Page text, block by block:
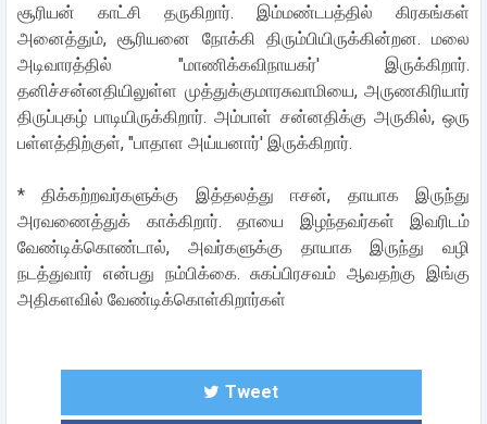
சூரியன் காட்சி தருகிறார். இம்மண்டபத்தில் கிரகங்கள்
அனைத்தும், சூரியனை நோக்கி திரும்பியிருக்கின்றன. மலை
அடிவாரத்தில் "மாணிக்கவிநாயகர்' இருக்கிறார்.
தனிச்சன்னதியிலுள்ள முத்துக்குமாரசுவாமியை, அருணகிரியார்
திருப்புகழ் பாடியிருக்கிறார். அம்பாள் சன்னதிக்கு அருகில், ஒரு
பள்ளத்திற்குள், "பாதாள அய்யனார்' இருக்கிறார்.
* திக்கற்றவர்களுக்கு இத்தலத்து ஈசன், தாயாக இருந்து
அரவணைத்துக் காக்கிறார். தாயை இழந்தவர்கள் இவரிடம்
வேண்டிக்கொண்டால், அவர்களுக்கு தாயாக இருந்து வழி
நடத்துவார் என்பது நம்பிக்கை. சுகப்பிரசவம் ஆவதற்கு இங்கு
அதிகளவில் வேண்டிக்கொள்கிறார்கள்
Tweet